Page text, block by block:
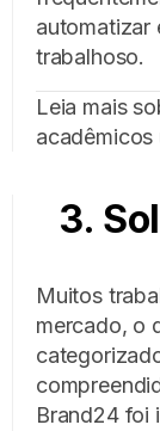
automatizar
trabalhoso.
Leia mais
acadêmicos
3.
Muitos
mercado, o
Brand24 foi